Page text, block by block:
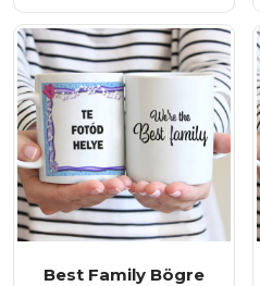
Best Family Bögre